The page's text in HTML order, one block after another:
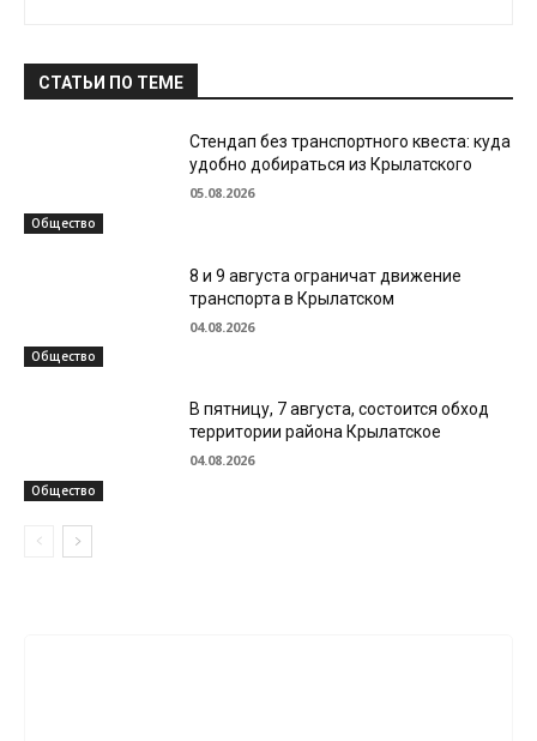
СТАТЬИ ПО ТЕМЕ
Общество
Стендап без транспортного квеста: куда
удобно добираться из Крылатского
05.08.2026
Общество
8 и 9 августа ограничат движение
транспорта в Крылатском
04.08.2026
Общество
В пятницу, 7 августа, состоится обход
территории района Крылатское
04.08.2026